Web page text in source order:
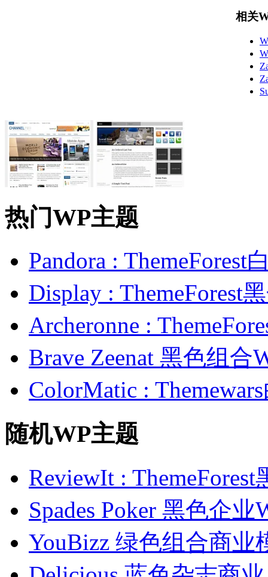
相关
热门WP主题
Pandora : ThemeForest
Display : ThemeForest
Archeronne :
Brave Zeenat 黑色组合
ColorMatic :
随机WP主题
ReviewIt :
Spades Poker 黑色企
YouBizz 绿色组合商业